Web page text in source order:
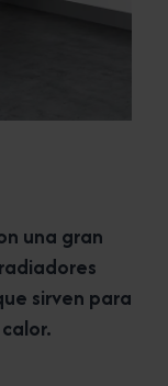
una gran
sirven para